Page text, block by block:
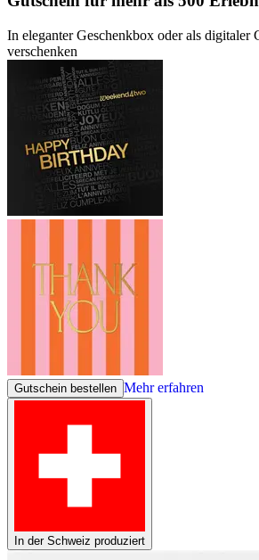
In eleganter Geschenkbox oder als digitaler
verschenken
Gutschein bestellen Mehr erfahren
In der Schweiz produziert